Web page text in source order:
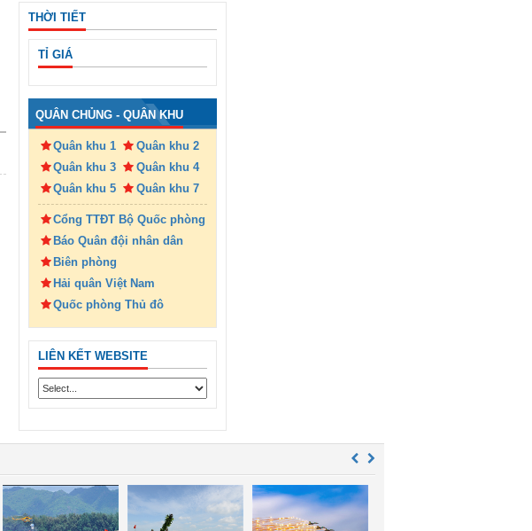
THỜI TIẾT
TỈ GIÁ
QUÂN CHỦNG - QUÂN KHU
Quân khu 1
Quân khu 2
Quân khu 3
Quân khu 4
Quân khu 5
Quân khu 7
Cổng TTĐT Bộ Quốc phòng
Báo Quân đội nhân dân
Biên phòng
Hải quân Việt Nam
Quốc phòng Thủ đô
LIÊN KẾT WEBSITE